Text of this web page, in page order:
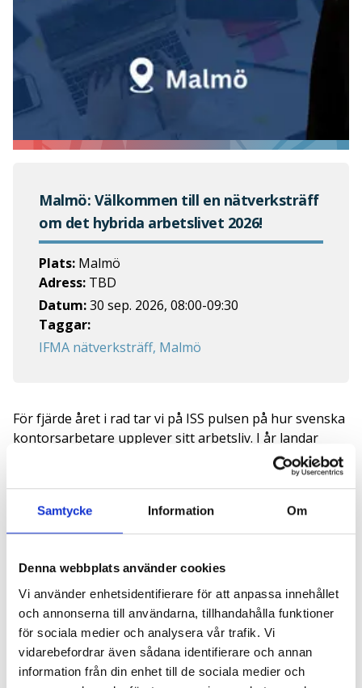
Samtycke Information Om
Denna webbplats använder cookies
Vi använder enhetsidentifierare för att anpassa innehållet
och annonserna till användarna, tillhandahålla funktioner
för sociala medier och analysera vår trafik. Vi
vidarebefordrar även sådana identifierare och annan
information från din enhet till de sociala medier och
Malmö: Välkommen till en nätverksträff
om det hybrida arbetslivet 2026!
Plats: Malmö
Adress: TBD
Datum:30 sep. 2026, 08:00-09:30
Taggar:
IFMA nätverksträff, Malmö
För fjärde året i rad tar vi på ISS pulsen på hur svenska
kontorsarbetare upplever sitt arbetsliv. I år landar
rapporten med ett tydligt budskap: hybridarbetet är
etablerat – men medan arbetssättet har förändrats i
kontorets betydelse. Intressanta insikter utlovas!
Hur ger man lika möjligheter till den som jobbar
hemifrån som till den som syns i korridoren? Hur
bygger man kultur och förtroende med ett team som
sällan är på samma plats samtidigt? Och vad händer
när en helt ny generation chefer, uppvuxna med